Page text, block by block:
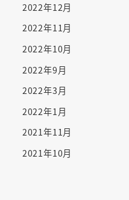
2022年12月
2022年11月
2022年10月
2022年9月
2022年3月
2022年1月
2021年11月
2021年10月